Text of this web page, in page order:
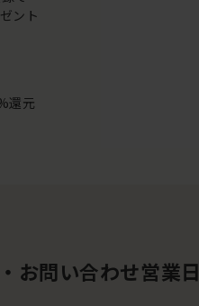
ント
還元
お問い合わせ営業日